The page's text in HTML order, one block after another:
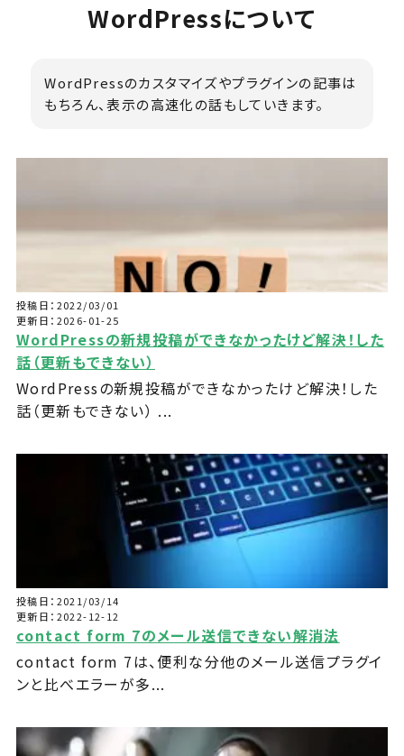
WordPressについて
WordPressのカスタマイズやプラグインの記事は
もちろん、表示の高速化の話もしていきます。
投稿日：2022/03/01
更新日：2026-01-25
WordPressの新規投稿ができなかったけど解決！した
話（更新もできない）
WordPressの新規投稿ができなかったけど解決！した
話（更新もできない） ...
投稿日：2021/03/14
更新日：2022-12-12
contact form 7のメール送信できない解消法
contact form 7は、便利な分他のメール送信プラグイ
ンと比べエラーが多...